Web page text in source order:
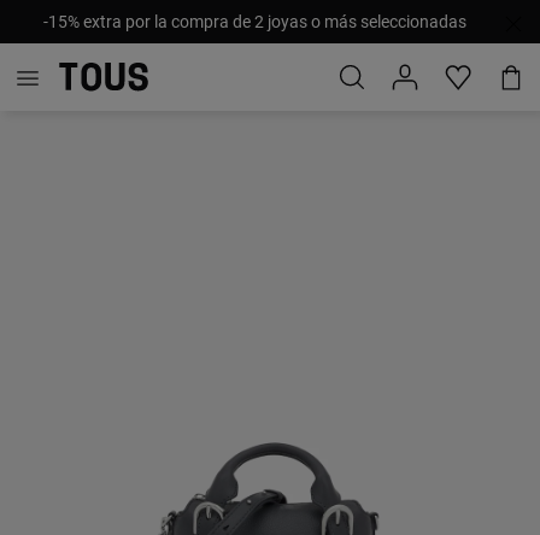
-15% extra por la compra de 2 joyas o más seleccionadas